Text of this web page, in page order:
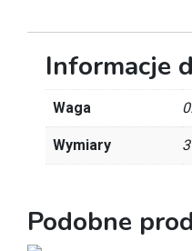
Informacje
Waga
Wymiary
Podobne